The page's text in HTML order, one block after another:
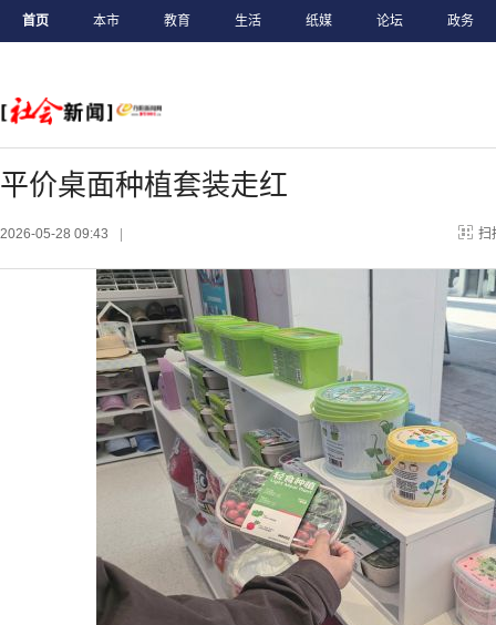
首页 本市 教育 生活 纸媒 论坛 政务
平价桌面种植套装走红
2026-05-28 09:43 扫